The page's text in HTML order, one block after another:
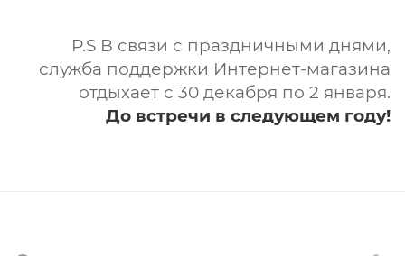
P.S В связи с праздничными днями,
служба поддержки Интернет-магазина
отдыхает с 30 декабря по 2 января.
До встречи в следующем году!